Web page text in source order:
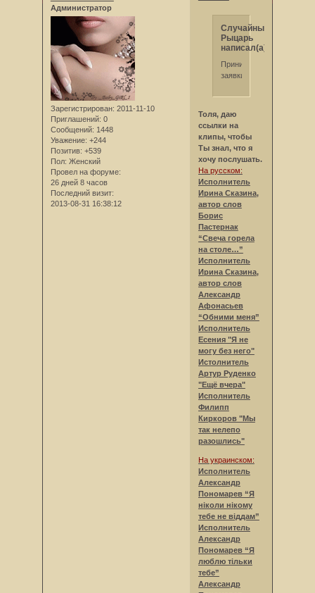
Администратор
Зарегистрирован: 2011-11-10
Приглашений: 0
Сообщений: 1448
Уважение: +244
Позитив: +539
Пол: Женский
Провел на форуме:
26 дней 8 часов
Последний визит:
2013-08-31 16:38:12
Случайный
Рыцарь
написал(а):
Принимаются
заявки
Толя, даю
ссылки на
клипы, чтобы
Ты знал, что я
хочу послушать.
На русском:
Исполнитель
Ирина Сказина,
автор слов
Борис
Пастернак
“Свеча горела
на столе…”
Исполнитель
Ирина Сказина,
автор слов
Александр
Афонасьев
“Обними меня”
Исполнитель
Есения "Я не
могу без него"
Истолнитель
Артур Руденко
"Ещё вчера"
Исполнитель
Филипп
Киркоров "Мы
так нелепо
разошлись"
На украинском:
Исполнитель
Александр
Пономарев “Я
ніколи нікому
тебе не віддам”
Исполнитель
Александр
Пономарев “Я
люблю тільки
тебе”
Александр